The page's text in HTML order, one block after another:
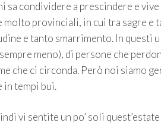
sa condividere a prescindere e
molto provinciali, in cui tra sagre e
e tanto smarrimento. In questi
meno), di persone che
che ci circonda. Però noi siamo
in tempi bui.
vi sentite un po’ soli